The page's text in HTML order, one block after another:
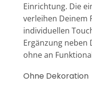
Einrichtung. Die
verleihen Deinem
individuellen
Ergänzung neben
ohne an
Ohne Dekoration